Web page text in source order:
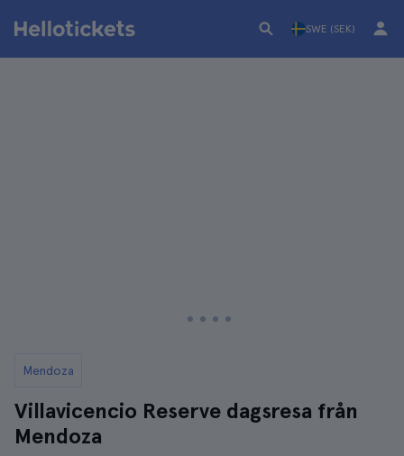
SWE (SEK)
Mendoza
Villavicencio Reserve dagsresa från
Mendoza